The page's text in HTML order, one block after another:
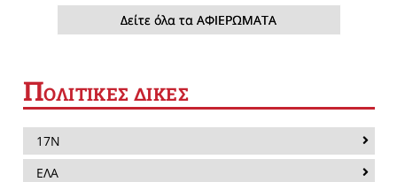
Δείτε όλα τα ΑΦΙΕΡΩΜΑΤΑ
ΠΟΛΙΤΙΚΕΣ ΔΙΚΕΣ
17Ν
ΕΛΑ